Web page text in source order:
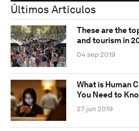
Últimos Artículos
These are the
and tourism in
04 sep 2019
What is Human
You Need to
27 jun 2019